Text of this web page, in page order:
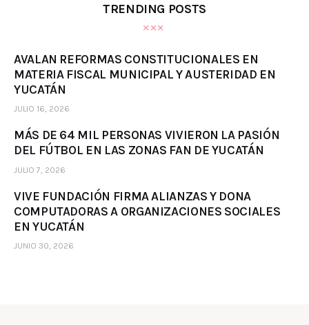
TRENDING POSTS
AVALAN REFORMAS CONSTITUCIONALES EN
MATERIA FISCAL MUNICIPAL Y AUSTERIDAD EN
YUCATÁN
JULIO 16, 2026
MÁS DE 64 MIL PERSONAS VIVIERON LA PASIÓN
DEL FÚTBOL EN LAS ZONAS FAN DE YUCATÁN
JULIO 7, 2026
VIVE FUNDACIÓN FIRMA ALIANZAS Y DONA
COMPUTADORAS A ORGANIZACIONES SOCIALES
EN YUCATÁN
JUNIO 30, 2026